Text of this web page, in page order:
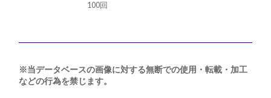
100回
※当データベースの画像に対する無断での使用・転載・加工
などの行為を禁じます。